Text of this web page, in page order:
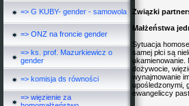
=> G KUBY- gender - samowola
=> ONZ na froncie gender
=> ks. prof. Mazurkiewicz o
gender
=> komisja ds równości
=> więzienie za
Związki
Małżeństwa
Sytuacja
samej płci są
ukamienowanie.
dożywocie,
wynajmowanie
upośledzonymi,
ewangeliccy